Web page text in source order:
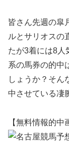
皆さん先週の皐
ルとサリオスの
たが3着には8人
系の馬券の的中
しょうか？そん
中させている凄
【無料情報的中